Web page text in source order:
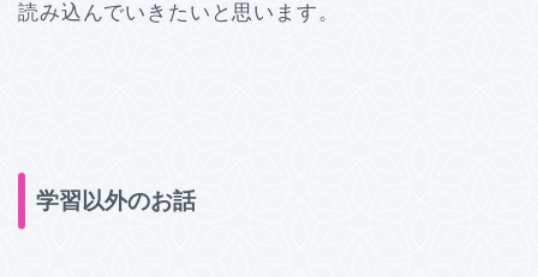
読み込んでいきたいと思います。
学習以外のお話